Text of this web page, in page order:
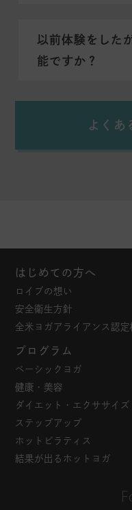
以前体験をした
能ですか？
よくあ
はじめての方へ
ロイブの想い
安全衛生方針
全米ヨガアライアンス認定
プログラム
ベーシックヨガ
健康・美容
ダイエット・エクササイズ
ステップアップ
ホットピラティス
結果が出るホットヨガ